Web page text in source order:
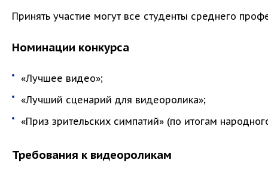
Принять участие могут все студенты среднего
Номинации конкурса
«Лучшее видео»;
«Лучший сценарий для видеоролика»;
«Приз зрительских симпатий» (по итогам
Требования к видеороликам